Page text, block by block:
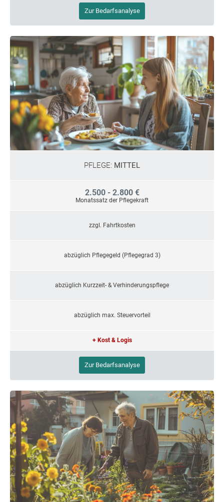
Zur Bedarfsanalyse
PFLEGE: MITTEL
2.500 - 2.800 €
Monatssatz der Pflegekraft
zzgl. Fahrtkosten
abzüglich Pflegegeld (Pflegegrad 3)
abzüglich Kurzzeit- & Verhinderungspflege
abzüglich max. Steuervorteil
+ Kost & Logis
Zur Bedarfsanalyse